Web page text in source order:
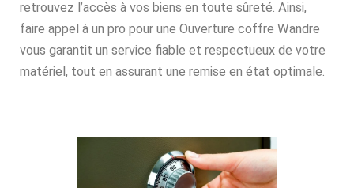
retrouvez l’accès à vos biens en toute sûreté. Ainsi,
faire appel à un pro pour une Ouverture coffre Wandre
vous garantit un service fiable et respectueux de votre
matériel, tout en assurant une remise en état optimale.